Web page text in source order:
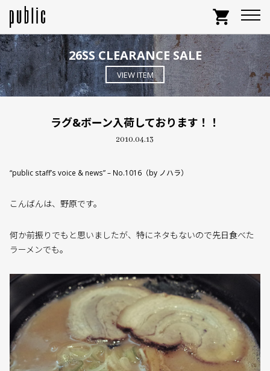
shopping_cart
26SS CLEARANCE SALE
VIEW ITEM
ラグ&ボーン入荷しております！！
2010.04.13
“public staff’s voice & news” – No.1016（by ノハラ）
こんばんは、野原です。
何か前振りでもと思いましたが、特にネタもないので先日食べた
ラーメンでも。